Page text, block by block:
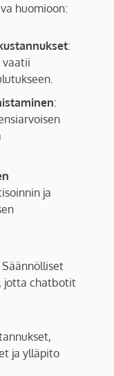
huomioon:
:
vaatii
:
ja
Säännölliset
jotta chatbotit
ja ylläpito